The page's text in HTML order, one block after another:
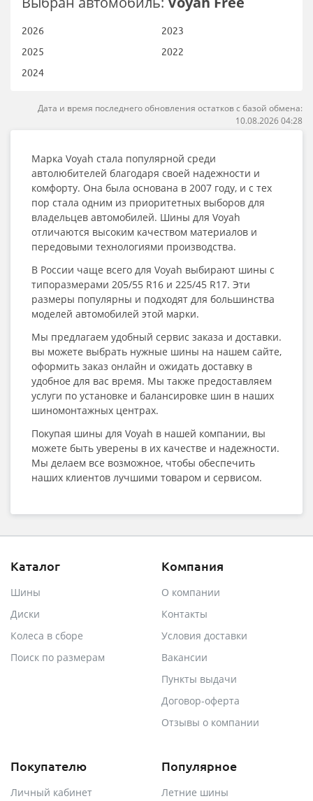
2026
2025
2024
2023
2022
Дата и время последнего обновления остатков с базой обмена:
10.08.2026 04:28
Марка Voyah стала популярной среди
автолюбителей благодаря своей надежности и
комфорту. Она была основана в 2007 году, и с тех
пор стала одним из приоритетных выборов для
владельцев автомобилей. Шины для Voyah
отличаются высоким качеством материалов и
передовыми технологиями производства.
В России чаще всего для Voyah выбирают шины с
типоразмерами 205/55 R16 и 225/45 R17. Эти
размеры популярны и подходят для большинства
моделей автомобилей этой марки.
Мы предлагаем удобный сервис заказа и доставки.
вы можете выбрать нужные шины на нашем сайте,
оформить заказ онлайн и ожидать доставку в
удобное для вас время. Мы также предоставляем
услуги по установке и балансировке шин в наших
шиномонтажных центрах.
Покупая шины для Voyah в нашей компании, вы
можете быть уверены в их качестве и надежности.
Мы делаем все возможное, чтобы обеспечить
наших клиентов лучшими товаром и сервисом.
Каталог
Шины
Диски
Колеса в сборе
Поиск по размерам
Компания
О компании
Контакты
Условия доставки
Вакансии
Пункты выдачи
Договор-оферта
Отзывы о компании
Покупателю
Личный кабинет
Популярное
Летние шины